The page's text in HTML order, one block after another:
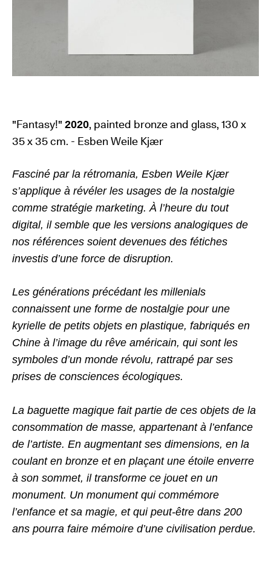
"Fantasy!" 2020, painted bronze and glass, 130 x
35 x 35 cm. - Esben Weile Kjær
Fasciné par la rétromania, Esben Weile Kjær
s’applique à révéler les usages de la nostalgie
comme stratégie marketing. À l’heure du tout
digital, il semble que les versions analogiques de
nos références soient devenues des fétiches
investis d’une force de disruption.
Les générations précédant les millenials
connaissent une forme de nostalgie pour une
kyrielle de petits objets en plastique, fabriqués en
Chine à l’image du rêve américain, qui sont les
symboles d’un monde révolu, rattrapé par ses
prises de consciences écologiques.
La baguette magique fait partie de ces objets de la
consommation de masse, appartenant à l’enfance
de l’artiste. En augmentant ses dimensions, en la
coulant en bronze et en plaçant une étoile enverre
à son sommet, il transforme ce jouet en un
monument. Un monument qui commémore
l’enfance et sa magie, et qui peut-être dans 200
ans pourra faire mémoire d’une civilisation perdue.